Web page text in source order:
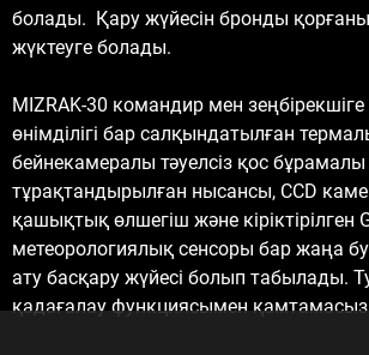
болады. Қару жүйесін бронды
жүктеуге болады.
MIZRAK-30 командир мен
өнімділігі бар салқындатылған
бейнекамералы тәуелсіз қос бұрамалы
тұрақтандырылған нысансы, CCD
қашықтық өлшегіш және кіріктірілген
метеорологиялық сенсоры бар жаңа
ату басқару жүйесі болып табылады.
қадағалау функциясымен қамтамасыз